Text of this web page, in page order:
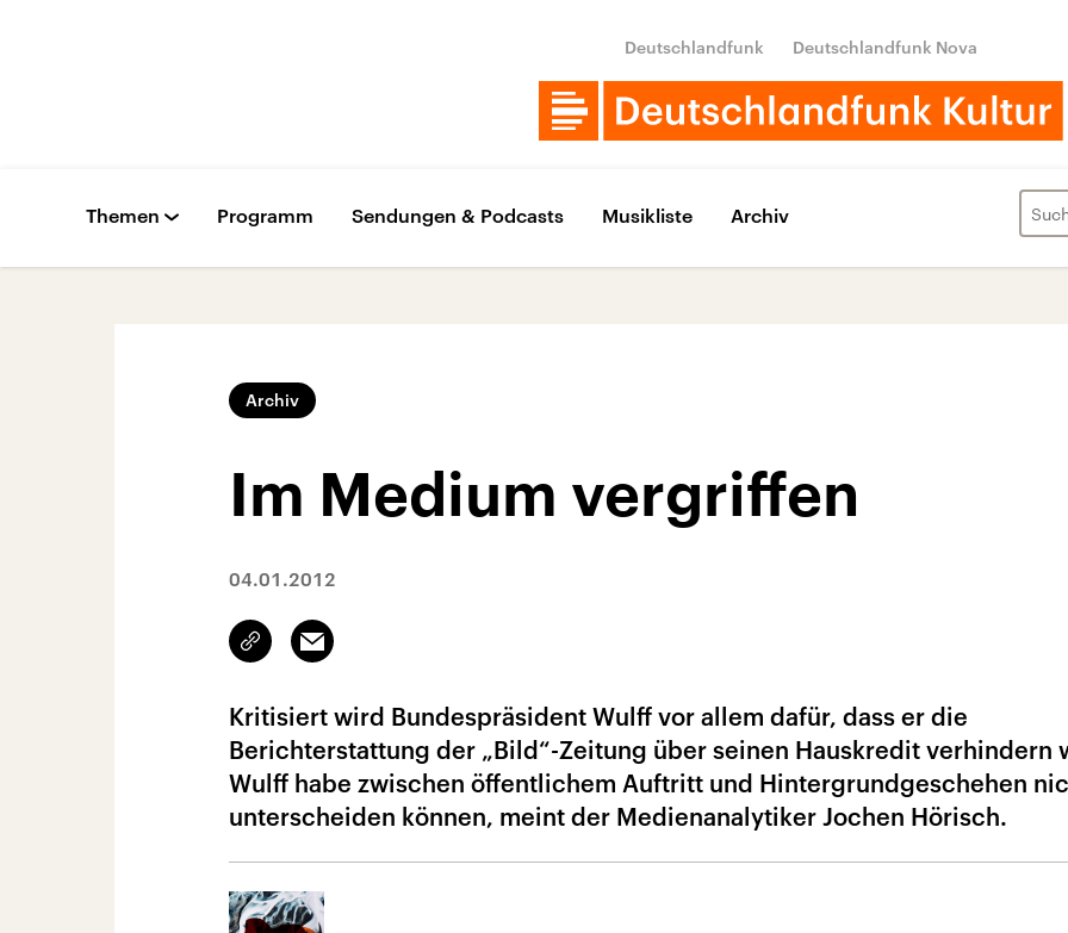
Deutschlandfunk Deutschlandfunk Nova
Themen Programm Sendungen & Podcasts Musikliste Archiv
Archiv
Im Medium vergriffen
04.01.2012
Link
kopieren/teilen
Email
Kritisiert wird Bundespräsident Wulff vor allem dafür, dass er die
Berichterstattung der „Bild“-Zeitung über seinen Hauskredit verhindern
Wulff habe zwischen öffentlichem Auftritt und Hintergrundgeschehen
unterscheiden können, meint der Medienanalytiker Jochen Hörisch.